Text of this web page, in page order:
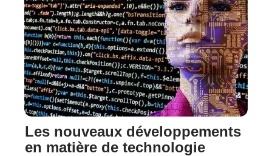
Les nouveaux développements
en matière de technologie